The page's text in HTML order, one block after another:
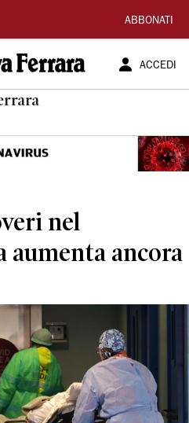
ABBONATI
ACCEDI
nel
aumenta ancora